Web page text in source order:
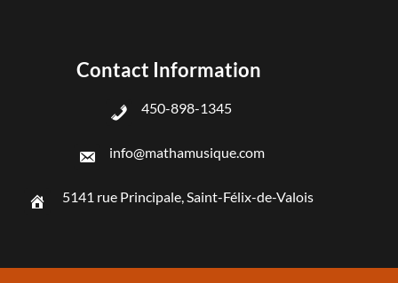
Contact Information
450-898-1345
info@mathamusique.com
5141 rue Principale, Saint-Félix-de-Valois